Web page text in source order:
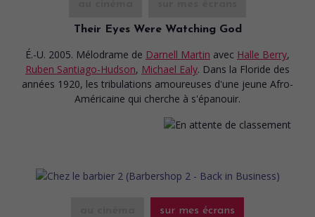
Their Eyes Were Watching God
É.-U. 2005. Mélodrame de Darnell Martin avec Halle Berry,
Ruben Santiago-Hudson, Michael Ealy. Dans la Floride des
années 1920, les tribulations amoureuses d'une jeune Afro-
Américaine qui cherche à s'épanouir.
sur mes écrans